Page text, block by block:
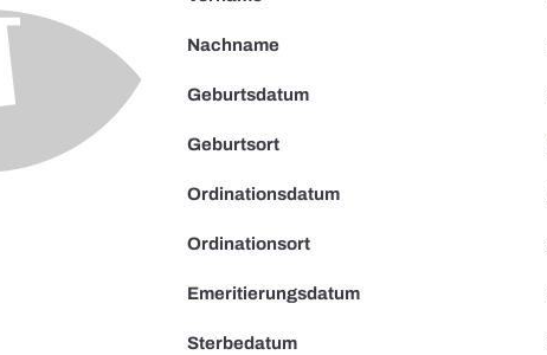
Nachname
Geburtsdatum
Geburtsort
Ordinationsdatum
Ordinationsort
Emeritierungsdatum
Sterbedatum